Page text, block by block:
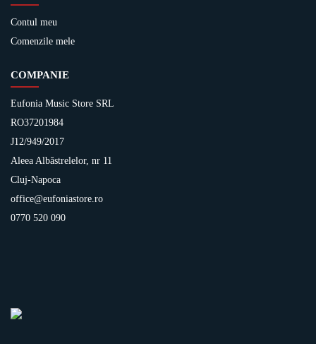
Contul meu
Comenzile mele
COMPANIE
Eufonia Music Store SRL
RO37201984
J12/949/2017
Aleea Albăstrelelor, nr 11
Cluj-Napoca
office@eufoniastore.ro
0770 520 090